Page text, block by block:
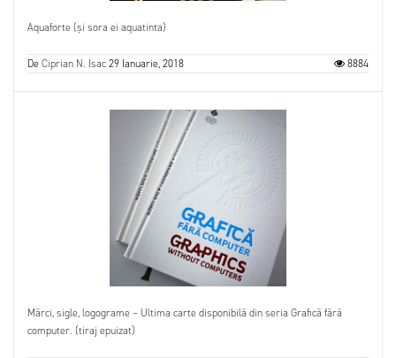
Aquaforte (și sora ei aquatinta)
DeCiprian N. Isac29 Ianuarie, 2018 8884
Mărci, sigle, logograme – Ultima carte disponibilă din seria Grafică fără
computer. (tiraj epuizat)